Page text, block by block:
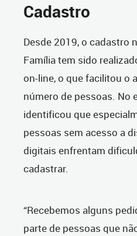
Cadastro
Desde 2019, o cadastro
Família tem sido
on-line, o que facilitou o
número de pessoas. No
identificou que
pessoas sem acesso a
digitais enfrentam
cadastrar.
“Recebemos alguns
parte de pessoas que